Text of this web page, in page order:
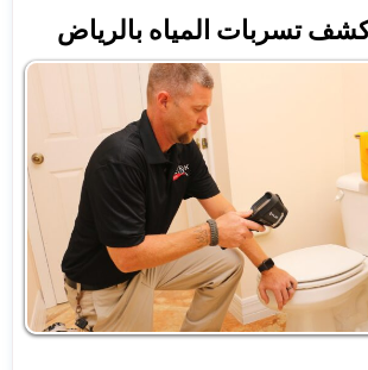
تسربات المياه بالرياض